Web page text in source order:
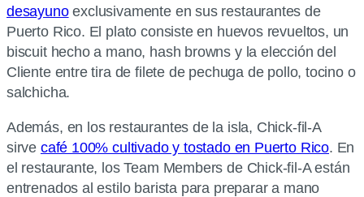
desayunoexclusivamente en sus restaurantes de
Puerto Rico. El plato consiste en huevos revueltos, un
biscuit hecho a mano, hash browns y la elección del
Cliente entre tira de filete de pechuga de pollo, tocino o
salchicha.
Además, en los restaurantes de la isla, Chick-fil-A
sirve café 100% cultivado y tostado en Puerto Rico. En
el restaurante, los Team Members de Chick-fil-A están
entrenados al estilo barista para preparar a mano